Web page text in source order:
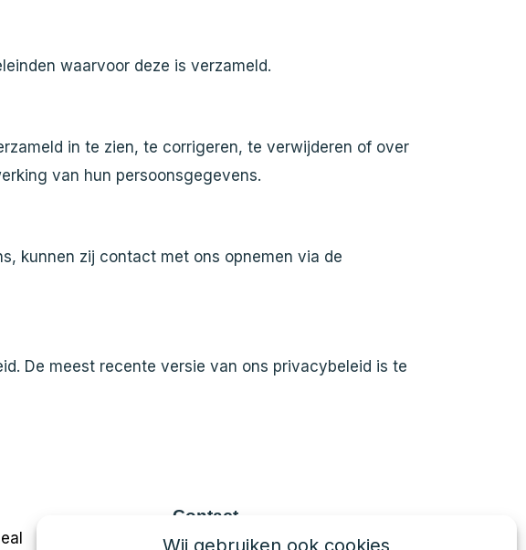
Wij gebruiken ook cookies
waarvoor deze is verzameld.
in te zien, te corrigeren, te verwijderen of over
van hun persoonsgegevens.
kunnen zij contact met ons opnemen via de
De meest recente versie van ons privacybeleid is te
Contact
Klantenservice